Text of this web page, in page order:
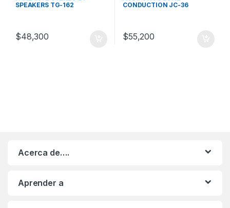
SPEAKERS TG-162
$48,300
CONDUCTION JC-36
$55,200
Acerca de….
Aprender a